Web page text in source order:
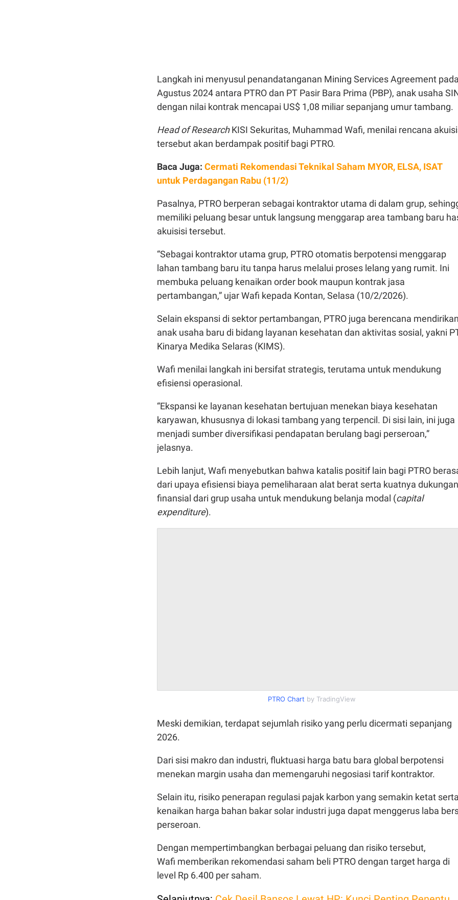
Langkah ini menyusul penandatanganan Mining Services Agreement pada
Agustus 2024 antara PTRO dan PT Pasir Bara Prima (PBP), anak usaha
dengan nilai kontrak mencapai US$ 1,08 miliar sepanjang umur tambang.
Head of ResearchKISI Sekuritas, Muhammad Wafi, menilai rencana
tersebut akan berdampak positif bagi PTRO.
Baca Juga: Cermati Rekomendasi Teknikal Saham MYOR, ELSA, ISAT
untuk Perdagangan Rabu (11/2)
Pasalnya, PTRO berperan sebagai kontraktor utama di dalam grup,
memiliki peluang besar untuk langsung menggarap area tambang baru
akuisisi tersebut.
“Sebagai kontraktor utama grup, PTRO otomatis berpotensi menggarap
lahan tambang baru itu tanpa harus melalui proses lelang yang rumit. Ini
membuka peluang kenaikan order book maupun kontrak jasa
pertambangan,” ujar Wafi kepada Kontan, Selasa (10/2/2026).
Selain ekspansi di sektor pertambangan, PTRO juga berencana mendirikan
anak usaha baru di bidang layanan kesehatan dan aktivitas sosial, yakni
Kinarya Medika Selaras (KIMS).
Wafi menilai langkah ini bersifat strategis, terutama untuk mendukung
efisiensi operasional.
“Ekspansi ke layanan kesehatan bertujuan menekan biaya kesehatan
karyawan, khususnya di lokasi tambang yang terpencil. Di sisi lain, ini juga
menjadi sumber diversifikasi pendapatan berulang bagi perseroan,”
jelasnya.
Lebih lanjut, Wafi menyebutkan bahwa katalis positif lain bagi PTRO
dari upaya efisiensi biaya pemeliharaan alat berat serta kuatnya dukungan
finansial dari grup usaha untuk mendukung belanja modal (capital
expenditure).
PTRO Chart by TradingView
Meski demikian, terdapat sejumlah risiko yang perlu dicermati sepanjang
2026.
Dari sisi makro dan industri, fluktuasi harga batu bara global berpotensi
menekan margin usaha dan memengaruhi negosiasi tarif kontraktor.
Selain itu, risiko penerapan regulasi pajak karbon yang semakin ketat serta
kenaikan harga bahan bakar solar industri juga dapat menggerus laba
perseroan.
Dengan mempertimbangkan berbagai peluang dan risiko tersebut,
Wafi memberikan rekomendasi saham beli PTRO dengan target harga di
level Rp 6.400 per saham.